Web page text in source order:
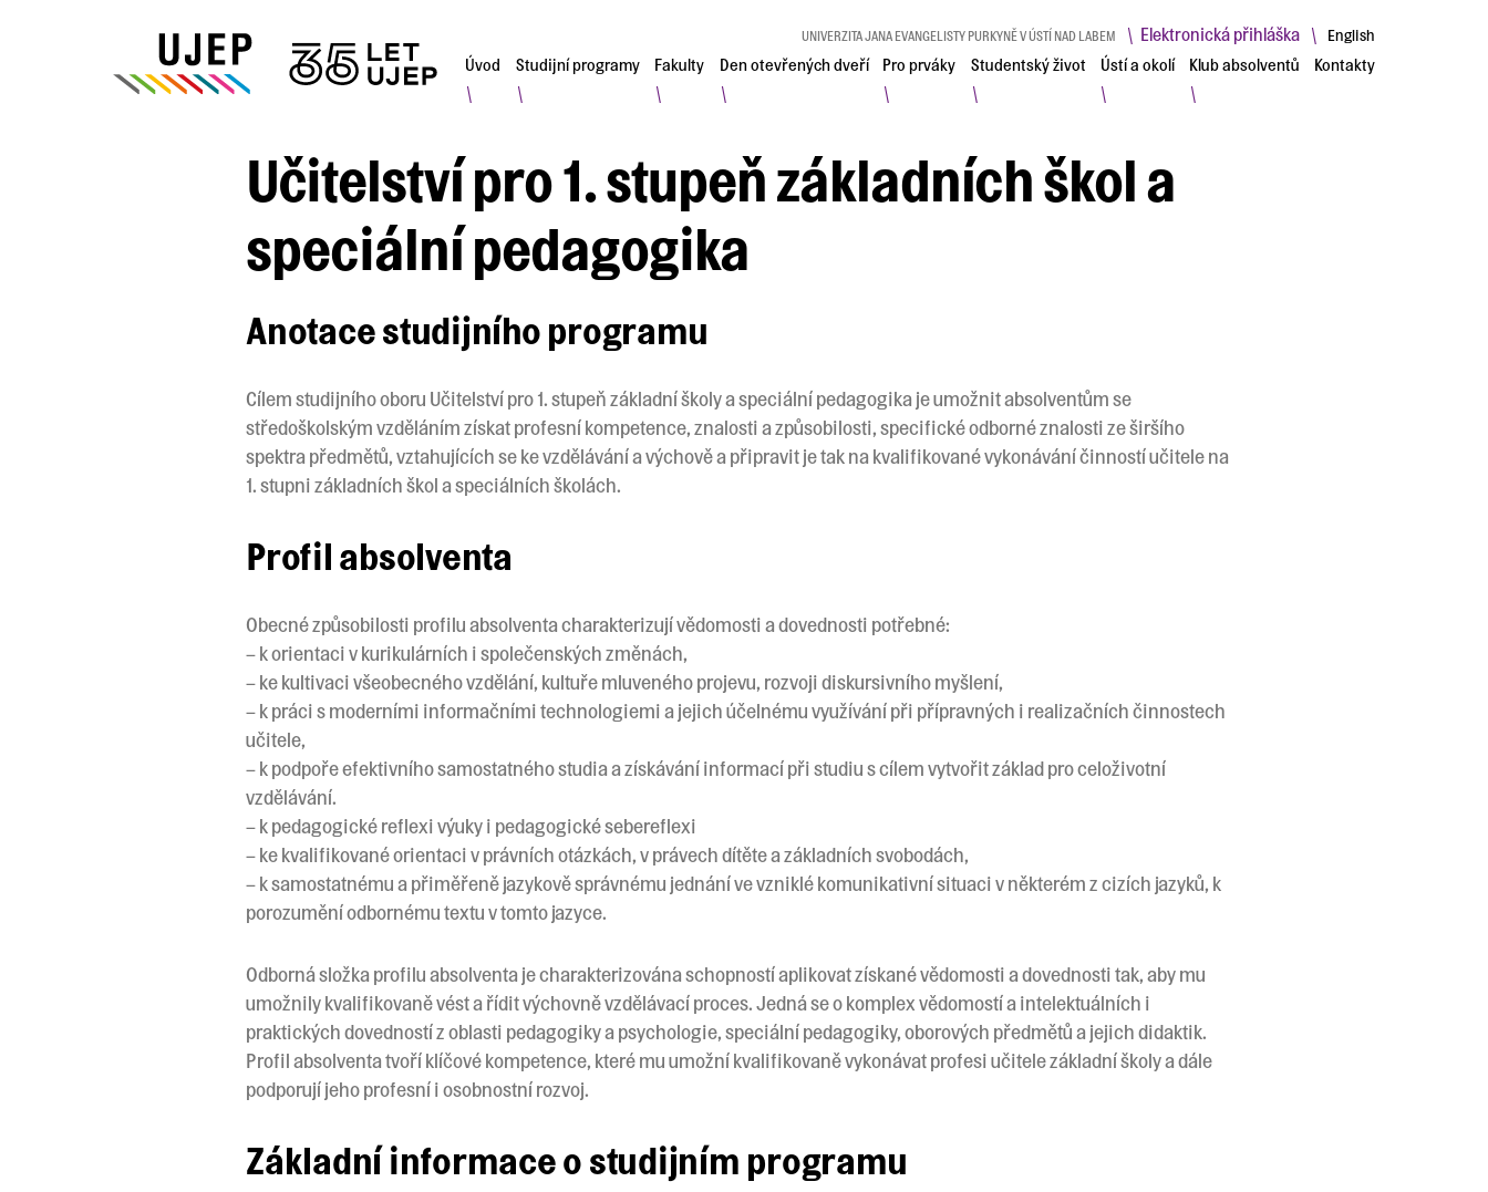
UNIVERZITA JANA EVANGELISTY PURKYNĚ V ÚSTÍ NAD LABEM \ Elektronická přihláška \ English
Úvod
\
Studijní programy
\
Fakulty
\
Den otevřených dveří
\
Pro prváky
\
Studentský život
\
Ústí a okolí
\
Klub absolventů
\
Kontakty
Učitelství pro 1. stupeň základních škol a
speciální pedagogika
Anotace studijního programu
Cílem studijního oboru Učitelství pro 1. stupeň základní školy a speciální pedagogika je umožnit absolventům se
středoškolským vzděláním získat profesní kompetence, znalosti a způsobilosti, specifické odborné znalosti ze širšího
spektra předmětů, vztahujících se ke vzdělávání a výchově a připravit je tak na kvalifikované vykonávání činností učitele na
1. stupni základních škol a speciálních školách.
Profil absolventa
Obecné způsobilosti profilu absolventa charakterizují vědomosti a dovednosti potřebné:
– k orientaci v kurikulárních i společenských změnách,
– ke kultivaci všeobecného vzdělání, kultuře mluveného projevu, rozvoji diskursivního myšlení,
– k práci s moderními informačními technologiemi a jejich účelnému využívání při přípravných i realizačních činnostech
učitele,
– k podpoře efektivního samostatného studia a získávání informací při studiu s cílem vytvořit základ pro celoživotní
vzdělávání.
– k pedagogické reflexi výuky i pedagogické sebereflexi
– ke kvalifikované orientaci v právních otázkách, v právech dítěte a základních svobodách,
– k samostatnému a přiměřeně jazykově správnému jednání ve vzniklé komunikativní situaci v některém z cizích jazyků, k
porozumění odbornému textu v tomto jazyce.
Odborná složka profilu absolventa je charakterizována schopností aplikovat získané vědomosti a dovednosti tak, aby mu
umožnily kvalifikovaně vést a řídit výchovně vzdělávací proces. Jedná se o komplex vědomostí a intelektuálních i
praktických dovedností z oblasti pedagogiky a psychologie, speciální pedagogiky, oborových předmětů a jejich didaktik.
Profil absolventa tvoří klíčové kompetence, které mu umožní kvalifikovaně vykonávat profesi učitele základní školy a dále
podporují jeho profesní i osobnostní rozvoj.
Základní informace o studijním programu